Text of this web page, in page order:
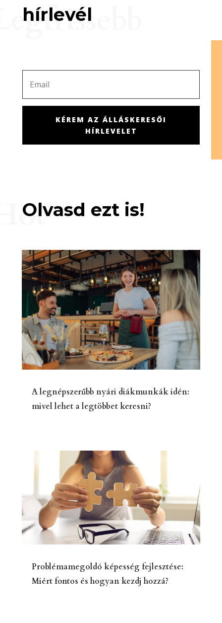
hírlevél
KÉREM AZ ÁLLÁSKERESŐI
HÍRLEVELET
Olvasd ezt is!
A legnépszerűbb nyári diákmunkák idén:
mivel lehet a legtöbbet keresni?
Problémamegoldó képesség fejlesztése:
Miért fontos és hogyan kezdj hozzá?